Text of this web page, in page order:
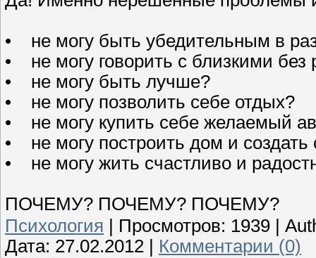
• не могу быть убедительным в
• не могу говорить с близкими без
• не могу быть лучше?
• не могу позволить себе отдых?
• не могу купить себе желаемый
• не могу построить дом и
• не могу жить счастливо и
ПОЧЕМУ? ПОЧЕМУ? ПОЧЕМУ?
Психология | Просмотров: 1939 |
Дата: 27.02.2012 | Комментарии (0)